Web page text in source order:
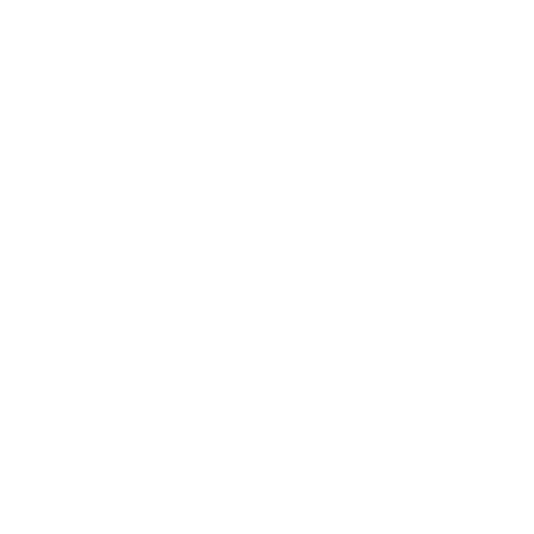
Петербурге, ЛО и МО (не далее 20 км от
Рязань, Кострома, Иваново, Самара,
без примерки с предоплатой.
с примеркой без предоплаты для Москвы,
Надым, Рязань, Кострома, Иваново,
вещей, или пара лёгких курток, или 1
ваш заказ на несколько, доставка за